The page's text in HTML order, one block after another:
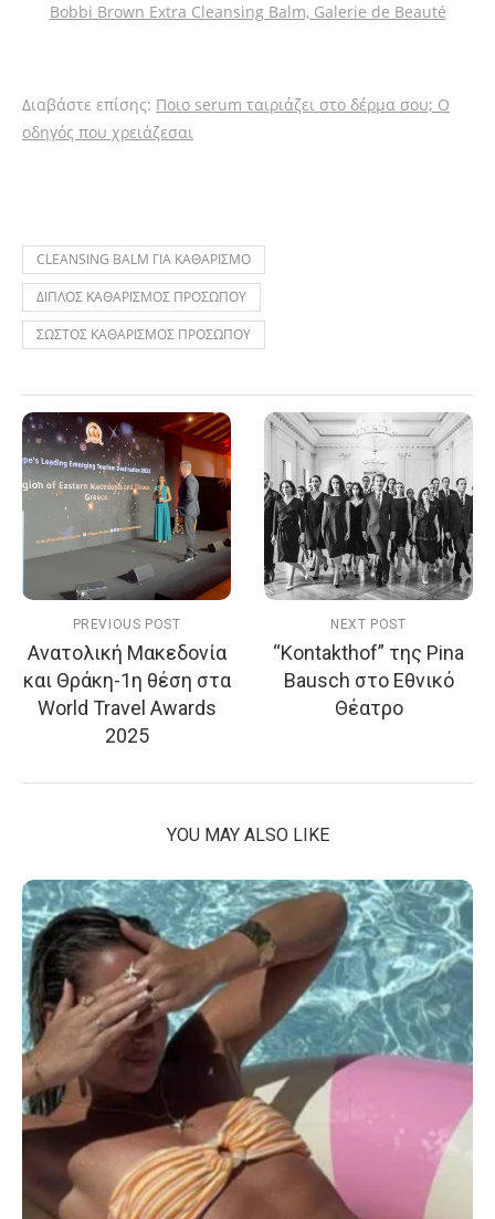
Bobbi Brown Extra Cleansing Balm, Galerie de Beauté
Διαβάστε επίσης: Ποιο serum ταιριάζει στο δέρμα σου; Ο
οδηγός που χρειάζεσαι
CLEANSING BALM ΓΙΑ ΚΑΘΑΡΙΣΜΟ
ΔΙΠΛΟΣ ΚΑΘΑΡΙΣΜΟΣ ΠΡΟΣΩΠΟΥ
ΣΩΣΤΟΣ ΚΑΘΑΡΙΣΜΟΣ ΠΡΟΣΩΠΟΥ
PREVIOUS POST
Ανατολική Μακεδονία
και Θράκη-1η θέση στα
World Travel Awards
2025
NEXT POST
“Kontakthof” της Pina
Bausch στο Εθνικό
Θέατρο
YOU MAY ALSO LIKE